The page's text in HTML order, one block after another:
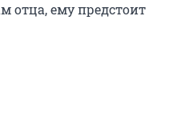
отца, ему предстоит